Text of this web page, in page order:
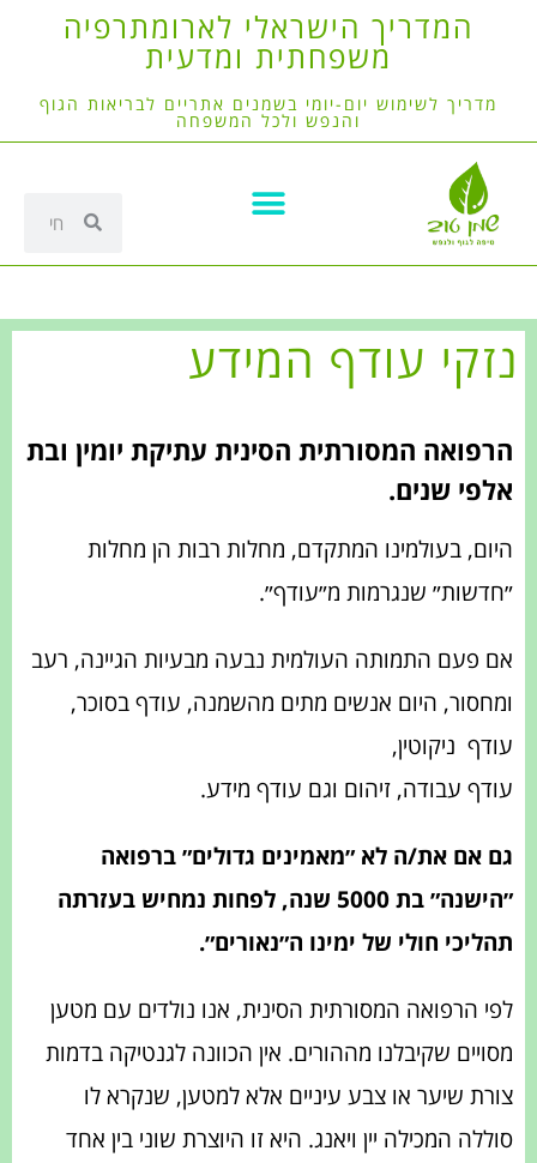
המדריך הישראלי לארומתרפיה
משפחתית ומדעית
מדריך לשימוש יום-יומי בשמנים אתריים לבריאות הגוף
והנפש ולכל המשפחה
נזקי עודף המידע
הרפואה המסורתית הסינית עתיקת יומין ובת
אלפי שנים.
היום, בעולמינו המתקדם, מחלות רבות הן מחלות
״חדשות״ שנגרמות מ״עודף״.
אם פעם התמותה העולמית נבעה מבעיות הגיינה, רעב
ומחסור, היום אנשים מתים מהשמנה, עודף בסוכר,
עודף ניקוטין,
עודף עבודה, זיהום וגם עודף מידע.
גם אם את/ה לא ״מאמינים גדולים״ ברפואה
״הישנה״ בת 5000 שנה, לפחות נמחיש בעזרתה
תהליכי חולי של ימינו ה״נאורים״.
לפי הרפואה המסורתית הסינית, אנו נולדים עם מטען
מסויים שקיבלנו מההורים. אין הכוונה לגנטיקה בדמות
צורת שיער או צבע עיניים אלא למטען, שנקרא לו
סוללה המכילה יין ויאנג. היא זו היוצרת שוני בין אחד